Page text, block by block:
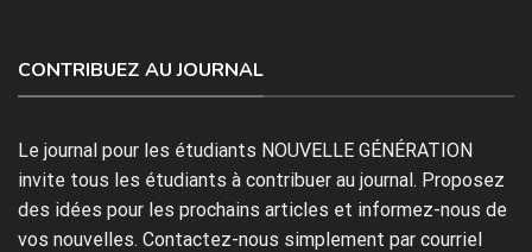
CONTRIBUEZ AU JOURNAL
Le journal pour les étudiants NOUVELLE GÉNÉRATION
invite tous les étudiants à contribuer au journal. Proposez
des idées pour les prochains articles et informez-nous de
vos nouvelles. Contactez-nous simplement par courriel